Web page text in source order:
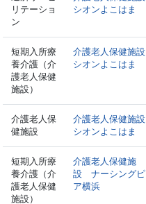
リテーショ
ン
シオンよこはま
短期入所療
養介護（介
護老人保健
施設）
介護老人保健施設
シオンよこはま
介護老人保
健施設
介護老人保健施設
シオンよこはま
短期入所療
養介護（介
護老人保健
施設）
介護老人保健施
設 ナーシングピ
ア横浜